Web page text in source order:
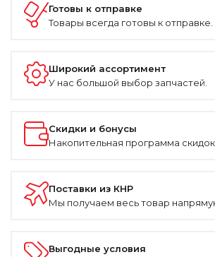
Готовы к отправке
Товары всегда готовы к отправке.
Широкий ассортимент
У нас большой выбор запчастей.
Скидки и бонусы
Накопительная программа скидок.
Поставки из КНР
Мы получаем весь товар
Выгодные условия